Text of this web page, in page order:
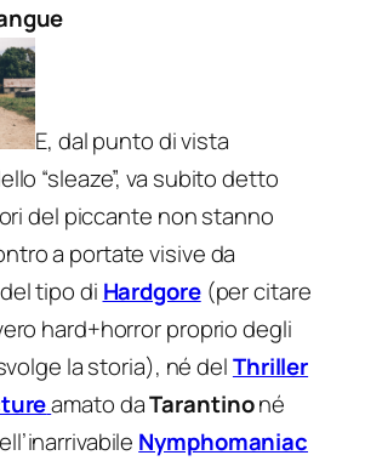
E, dal punto di vista
“sleaze”, va subito detto
del piccante non stanno
a portate visive da
tipo di Hardgore(per citare
hard+horror proprio degli
la storia), né delThriller
amato daTarantinoné
Nymphomaniac